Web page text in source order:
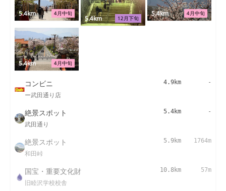
4月中旬
5.4km
12月下旬
5.4km
4月中旬
5.4km
4月中旬
5.4km
コンビニ
ー武田通り店
4.9km -
絶景スポット
武田通り
5.4km -
絶景スポット
和田峠
5.9km 1764m
国宝・重要文化財
旧睦沢学校校舎
10.8km 57m